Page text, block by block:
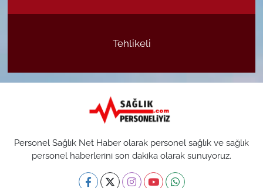
Tehlikeli
Personel Sağlık Net Haber olarak personel sağlık ve sağlık
personel haberlerini son dakika olarak sunuyoruz.